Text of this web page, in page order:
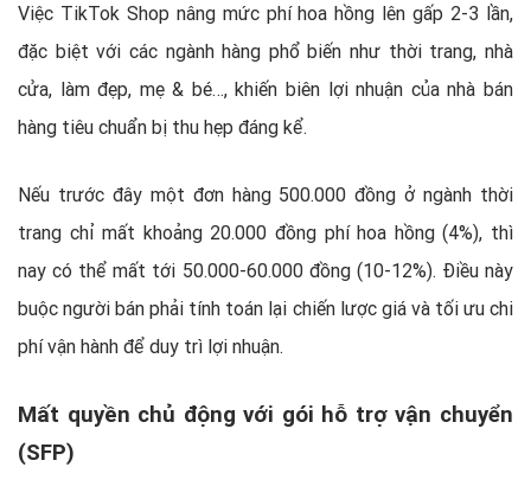
Việc TikTok Shop nâng mức phí hoa hồng lên gấp 2-3 lần,
đặc biệt với các ngành hàng phổ biến như thời trang, nhà
cửa, làm đẹp, mẹ & bé…, khiến biên lợi nhuận của nhà bán
hàng tiêu chuẩn bị thu hẹp đáng kể.
Nếu trước đây một đơn hàng 500.000 đồng ở ngành thời
trang chỉ mất khoảng 20.000 đồng phí hoa hồng (4%), thì
nay có thể mất tới 50.000-60.000 đồng (10-12%). Điều này
buộc người bán phải tính toán lại chiến lược giá và tối ưu chi
phí vận hành để duy trì lợi nhuận.
Mất quyền chủ động với gói hỗ trợ vận chuyển
(SFP)